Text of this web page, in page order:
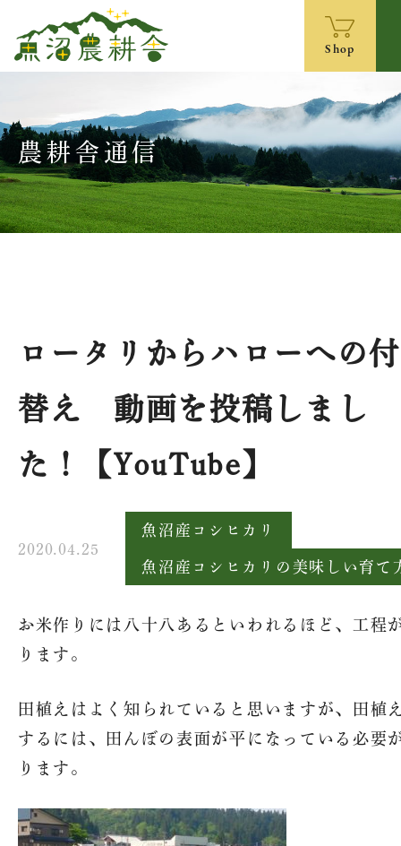
Shop
農耕舎通信
ロータリからハローへの付
替え 動画を投稿しまし
た！【YouTube】
2020.04.25
魚沼産コシヒカリ
魚沼産コシヒカリの美味しい育て
お米作りには八十八あるといわれるほど、工程
ります。
田植えはよく知られていると思いますが、田植
するには、田んぼの表面が平になっている必要
ります。